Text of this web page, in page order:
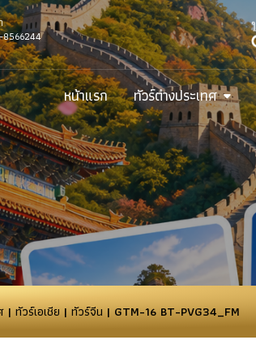
หน้าแรก ทัวร์ต่างประเทศ
|ทัวร์เอเชีย|ทัวร์จีน| GTM-16 BT-PVG34_FM